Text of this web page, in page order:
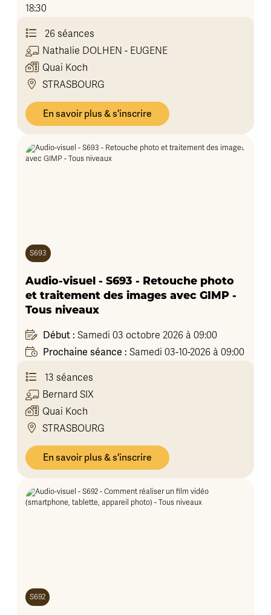
18:30
26 séances
Nathalie DOLHEN - EUGENE
Quai Koch
STRASBOURG
En savoir plus & s'inscrire
S693
Audio-visuel - S693 - Retouche photo
et traitement des images avec GIMP -
Tous niveaux
Début : Samedi 03 octobre 2026 à 09:00
Prochaine séance : Samedi 03-10-2026 à 09:00
13 séances
Bernard SIX
Quai Koch
STRASBOURG
En savoir plus & s'inscrire
S692